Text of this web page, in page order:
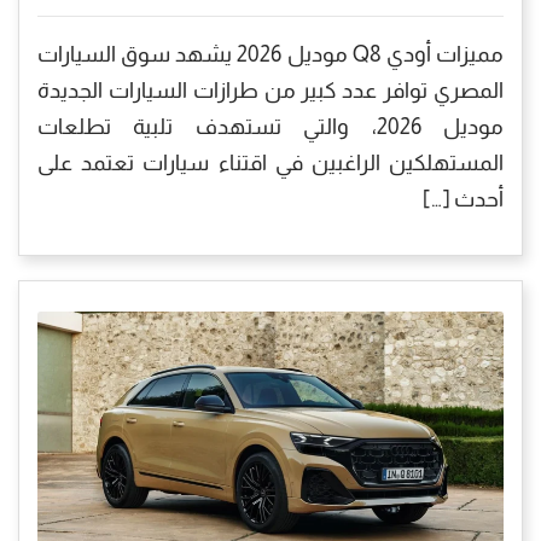
مميزات أودي Q8 موديل 2026 يشهد سوق السيارات
المصري توافر عدد كبير من طرازات السيارات الجديدة
موديل 2026، والتي تستهدف تلبية تطلعات
المستهلكين الراغبين في اقتناء سيارات تعتمد على
أحدث […]